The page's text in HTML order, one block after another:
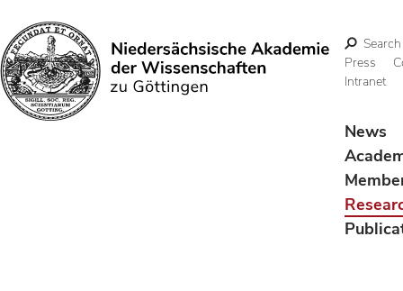
Search
Search
Press
Intranet
News